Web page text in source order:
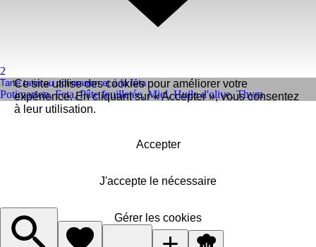
2
Tarte tatin au potimarron et à la fêta
Potimarron,Feta,Pâte feuilletée,Miel,Huile d'olive,Thym
Ce site utilise des cookies pour améliorer votre
expérience. En cliquant sur « Accepter », vous consentez
à leur utilisation.
Accepter
J'accepte le nécessaire
Gérer les cookies